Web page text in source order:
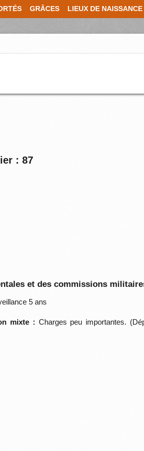
GRÂCES LIEUX DE NAISSANCE
: 87
et des commissions
5 ans
mixte : Charges peu importantes.